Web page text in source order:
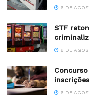
6 DE
STF
6 DE
6 DE